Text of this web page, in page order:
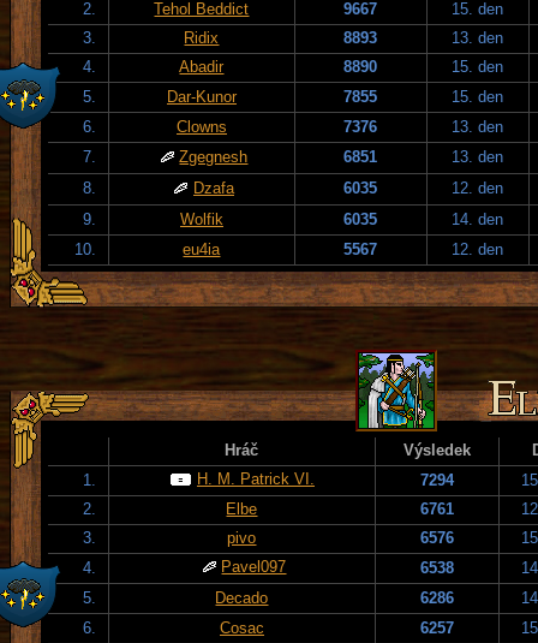
2.
Tehol Beddict 9667
15. den
3.
Ridix 8893
13. den
4.
Abadir 8890
15. den
5.
Dar-Kunor 7855
15. den
6.
Clowns 7376
13. den
7.
Zgegnesh 6851
13. den
8.
Dzafa 6035
12. den
9.
Wolfik 6035
14. den
10.
eu4ia 5567 12. den
Hráč Výsledek
1.
H. M. Patrick VI. 7294
2.
Elbe 6761
3.
pivo 6576
4.
Pavel097 6538
5.
Decado 6286
6.
Cosac 6257